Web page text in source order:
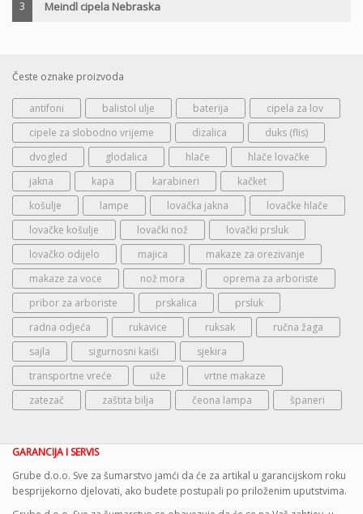
3 Meindl cipela Nebraska
Česte oznake proizvoda
antifoni balistol ulje baterija
cipela za lov
cipele za slobodno vrijeme
dizalica
duks (flis)
dvogled
glodalica hlače
hlače lovačke
jakna
kapa karabineri
kačket
košulje
lampe lovačka jakna
lovačke hlače
lovačke košulje
lovački nož
lovački prsluk
lovačko odijelo
majica
makaze za orezivanje
makaze za voce
nož mora
oprema za arboriste
pribor za arboriste
prskalica
prsluk
radna odjeća
rukavice ruksak
ručna žaga
sajla
sigurnosni kaiši
sjekira
transportne vreće
uže
vrtne makaze
zatezač
zaštita bilja čeona lampa španeri
GARANCIJA I SERVIS
Grube d.o.o. Sve za šumarstvo jamći da će za artikal u garancijskom roku
besprijekorno djelovati, ako budete postupali po priloženim uputstvima.